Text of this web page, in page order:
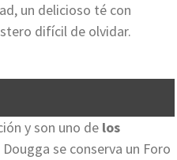
un delicioso té con
difícil de olvidar.
y son uno de los
Dougga se conserva un Foro